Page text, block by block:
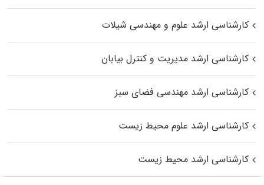
کارشناسی ارشد علوم و مهندسی شیلات
کارشناسی ارشد مدیریت و کنترل بیابان
کارشناسی ارشد مهندسی فضای سبز
کارشناسی ارشد علوم محیط‌ زیست
کارشناسی ارشد محیط زیست